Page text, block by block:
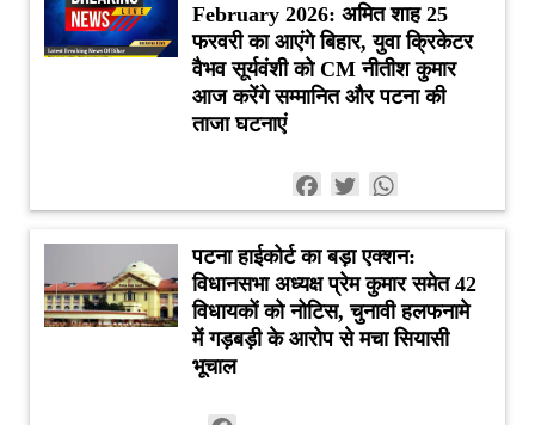
February 2026: अमित शाह 25
फरवरी का आएंगे बिहार, युवा क्रिकेटर
वैभव सूर्यवंशी को CM नीतीश कुमार
आज करेंगे सम्मानित और पटना की
ताजा घटनाएं
Facebook
Twitter
पटना हाईकोर्ट का बड़ा एक्शन:
विधानसभा अध्यक्ष प्रेम कुमार समेत 42
विधायकों को नोटिस, चुनावी हलफनामे
में गड़बड़ी के आरोप से मचा सियासी
भूचाल